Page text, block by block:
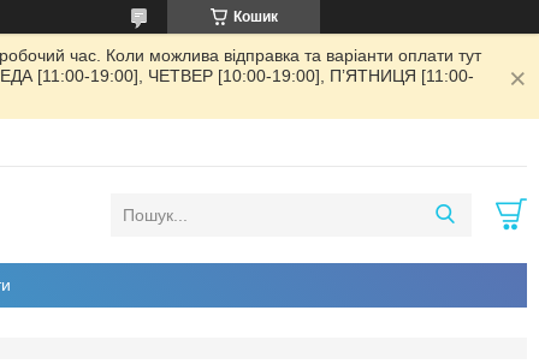
Кошик
час. Коли можлива відправка та варіанти оплати тут
[11:00-19:00], ЧЕТВЕР [10:00-19:00], ПʼЯТНИЦЯ [11:00-